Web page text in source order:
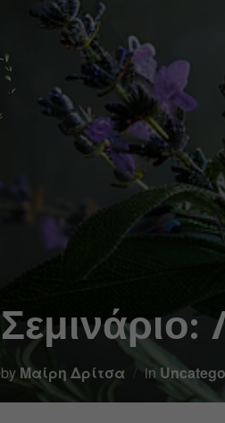
Σεμινάριο:
by Μαίρη Δρίτσα in